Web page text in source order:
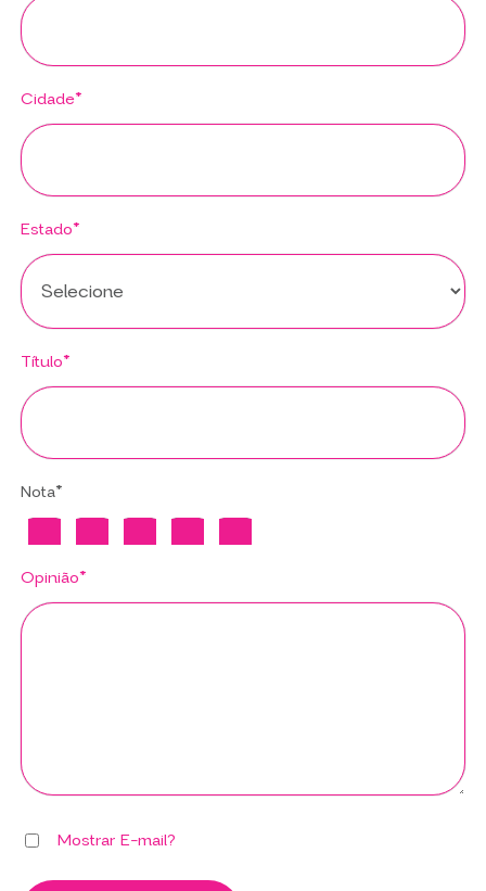
Cidade*
Estado*
Título*
Nota*
Opinião*
Mostrar E-mail?